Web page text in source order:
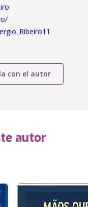
con el autor
autor